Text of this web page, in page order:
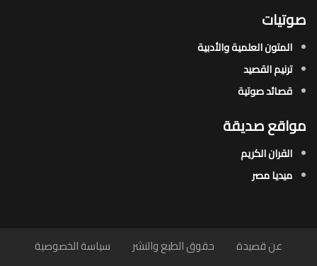
صوتيات
المتون العلمية والأدبية
ترنيم القصيد
قصائد صوتية
مواقع صديقة
القران الكريم
ميديا مصر
عن قصيدة حقوق الطبع والنشر سياسة الخصوصية